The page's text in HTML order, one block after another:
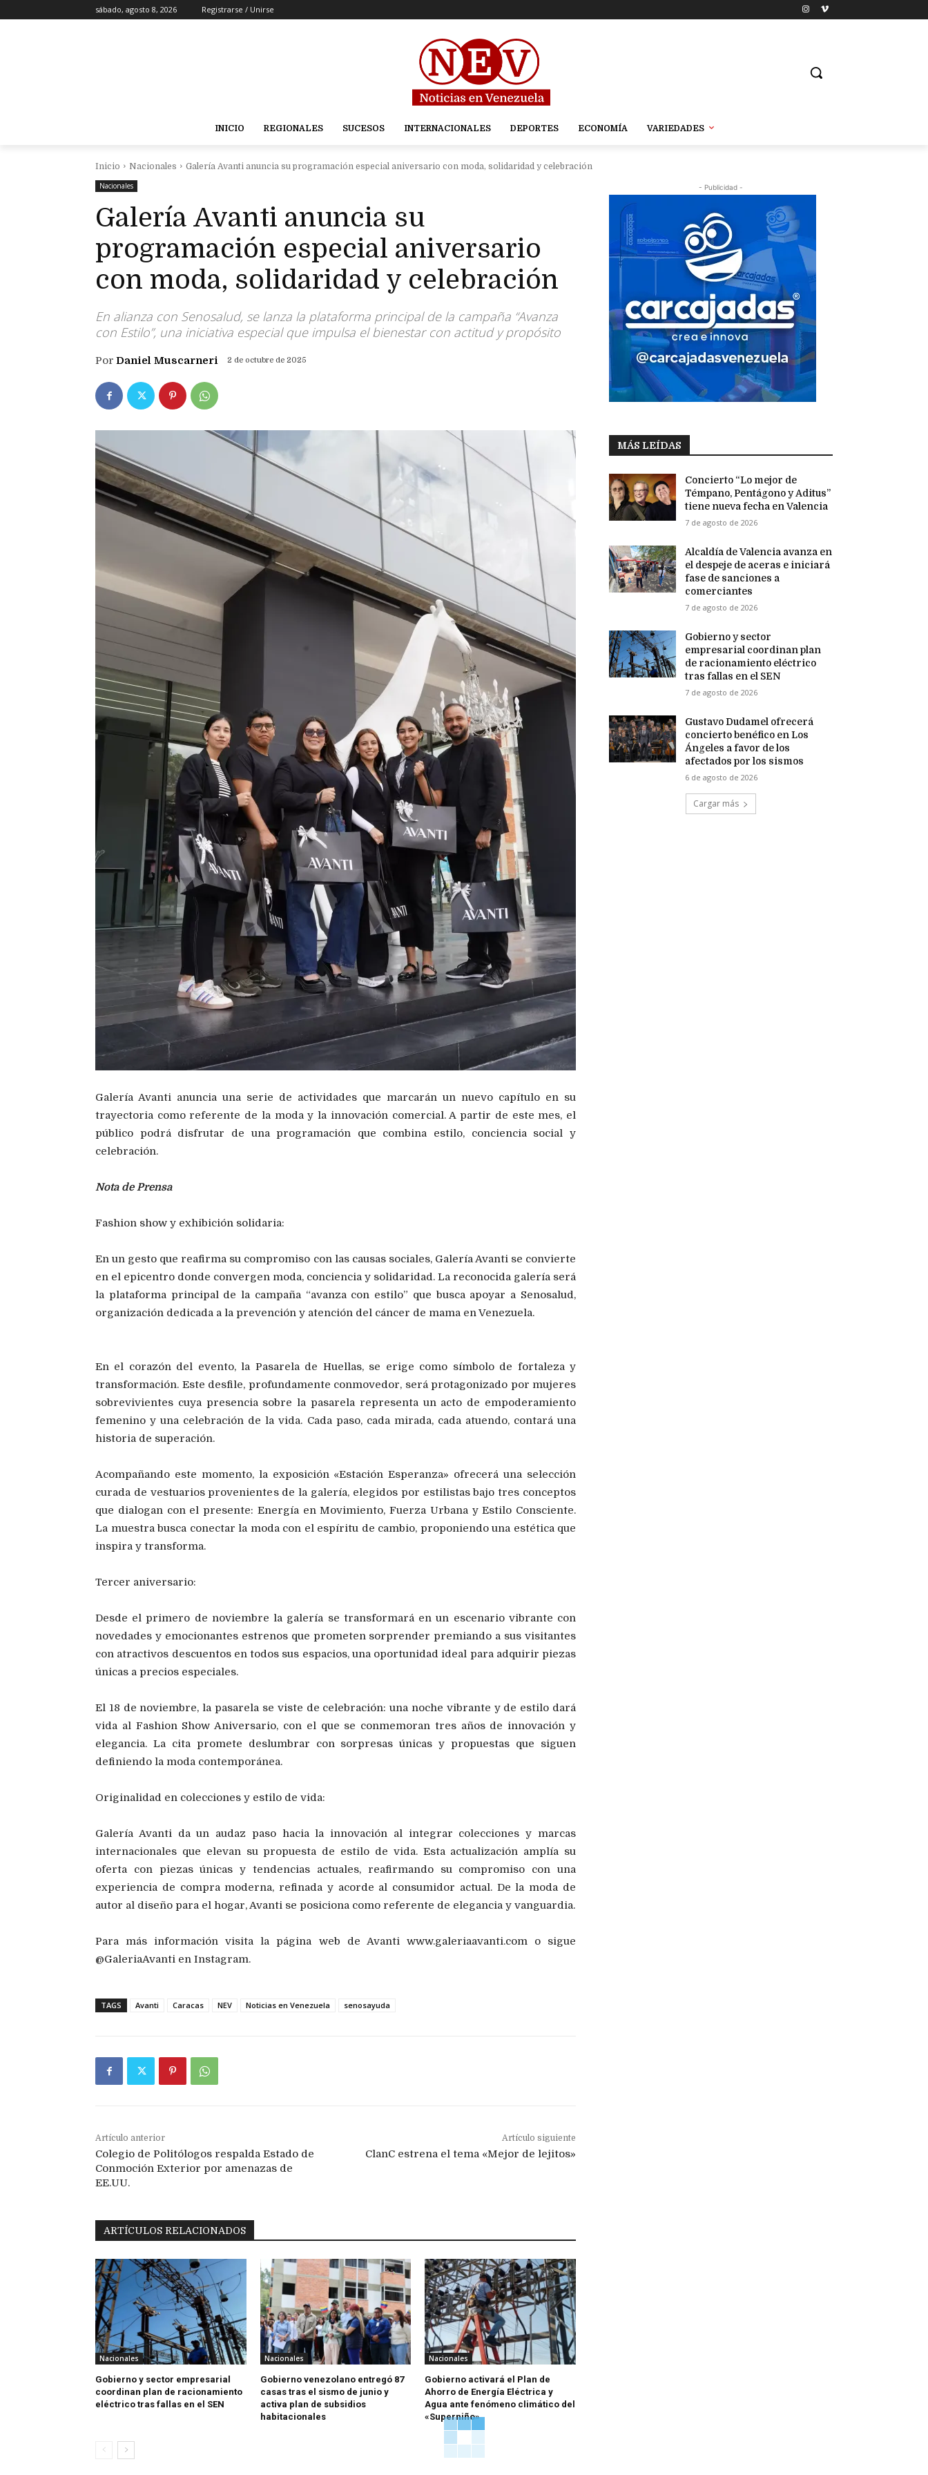
sábado, agosto 8, 2026 Registrarse / Unirse
INICIO REGIONALES SUCESOS INTERNACIONALES DEPORTES ECONOMÍA VARIEDADES
Inicio Nacionales
Galería Avanti anuncia su programación especial aniversario con moda, solidaridad y celebración
Nacionales
Galería Avanti anuncia su
programación especial aniversario
con moda, solidaridad y celebración
En alianza con Senosalud, se lanza la plataforma principal de la campaña “Avanza
con Estilo”, una iniciativa especial que impulsa el bienestar con actitud y propósito
Por Daniel Muscarneri 2 de octubre de 2025
Galería Avanti anuncia una serie de actividades que marcarán un nuevo capítulo en su
trayectoria como referente de la moda y la innovación comercial. A partir de este mes, el
público podrá disfrutar de una programación que combina estilo, conciencia social y
celebración.
Nota de Prensa
Fashion show y exhibición solidaria:
En un gesto que reafirma su compromiso con las causas sociales, Galería Avanti se convierte
en el epicentro donde convergen moda, conciencia y solidaridad. La reconocida galería será
la plataforma principal de la campaña“avanza con estilo” que busca apoyar a Senosalud,
organización dedicada a la prevención y atención del cáncer de mama en Venezuela.
En el corazón del evento, la Pasarela de Huellas, se erige como símbolo de fortaleza y
transformación. Este desfile, profundamente conmovedor, será protagonizado por mujeres
sobrevivientes cuya presencia sobre la pasarela representa un acto de empoderamiento
femenino y una celebración de la vida. Cada paso, cada mirada, cada atuendo, contará una
historia de superación.
Acompañando este momento, la exposición «Estación Esperanza» ofrecerá una selección
curada de vestuarios provenientes de la galería, elegidos por estilistas bajo tres conceptos
que dialogan con el presente: Energía en Movimiento, Fuerza UrbanayEstilo Consciente.
La muestra busca conectar la moda con el espíritu de cambio, proponiendo una estética que
inspira y transforma.
Tercer aniversario:
Desde el primero de noviembre la galería se transformará en un escenario vibrante con
novedades y emocionantes estrenos que prometen sorprender premiando a sus visitantes
con atractivos descuentos en todos sus espacios, una oportunidad ideal para adquirir piezas
únicas a precios especiales.
El 18 de noviembre, la pasarela se viste de celebración: una noche vibrante y de estilo dará
vida al Fashion Show Aniversario, con el que se conmemoran tres años de innovación y
elegancia. La cita promete deslumbrar con sorpresas únicas y propuestas que siguen
definiendo la moda contemporánea.
Originalidad en colecciones y estilo de vida:
Galería Avanti da un audaz paso hacia la innovación al integrar colecciones y marcas
internacionales que elevan su propuesta de estilo de vida. Esta actualización amplía su
oferta con piezas únicas y tendencias actuales, reafirmando su compromiso con una
experiencia de compra moderna, refinada y acorde al consumidor actual. De la moda de
autor al diseño para el hogar, Avanti se posiciona como referente de elegancia y vanguardia.
Para más información visita la página web de Avanti www.galeriaavanti.com o sigue
@GaleriaAvanti en Instagram.
TAGS Avanti Caracas NEV Noticias en Venezuela senosayuda
Artículo anterior
Colegio de Politólogos respalda Estado de
Conmoción Exterior por amenazas de
EE.UU.
Artículo siguiente
ClanC estrena el tema «Mejor de lejitos»
ARTÍCULOS RELACIONADOS
Nacionales
Gobierno y sector empresarial
coordinan plan de racionamiento
eléctrico tras fallas en el SEN
Nacionales
Gobierno venezolano entregó 87
casas tras el sismo de junio y
activa plan de subsidios
habitacionales
Nacionales
Gobierno activará el Plan de
Ahorro de Energía Eléctrica y
Agua ante fenómeno climático del
«Superniño»
- Publicidad -
MÁS LEÍDAS
Concierto “Lo mejor de
Témpano, Pentágono y Aditus”
tiene nueva fecha en Valencia
7 de agosto de 2026
Alcaldía de Valencia avanza en
el despeje de aceras e iniciará
fase de sanciones a
comerciantes
7 de agosto de 2026
Gobierno y sector
empresarial coordinan plan
de racionamiento eléctrico
tras fallas en el SEN
7 de agosto de 2026
Gustavo Dudamel ofrecerá
concierto benéfico en Los
Ángeles a favor de los
afectados por los sismos
6 de agosto de 2026
Cargar más